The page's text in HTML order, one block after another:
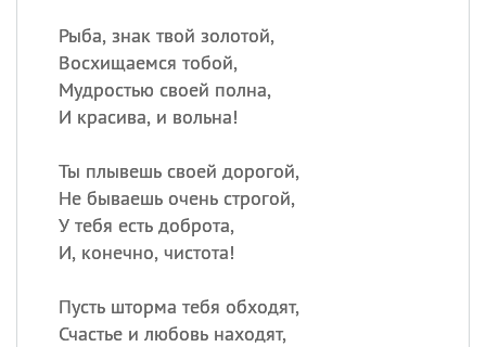
Рыба, знак твой золотой,
Восхищаемся тобой,
Мудростью своей полна,
И красива, и вольна!
Ты плывешь своей дорогой,
Не бываешь очень строгой,
У тебя есть доброта,
И, конечно, чистота!
Пусть шторма тебя обходят,
Счастье и любовь находят,